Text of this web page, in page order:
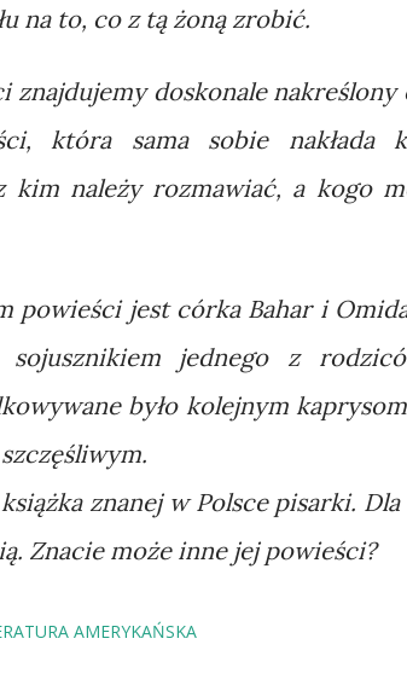
na to, co z tą żoną zrobić.
znajdujemy doskonale
która sama sobie nakłada
kim należy rozmawiać, a kogo
powieści jest córka Bahar i
sojusznikiem jednego z
było kolejnym
znanej w Polsce pisarki.
Znacie może inne jej powieści?
AMERYKAŃSKA